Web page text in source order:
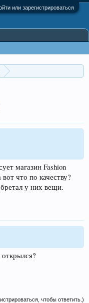
или зарегистрироваться
магазин Fashion
что по качеству?
у них вещи.
чтобы ответить.)